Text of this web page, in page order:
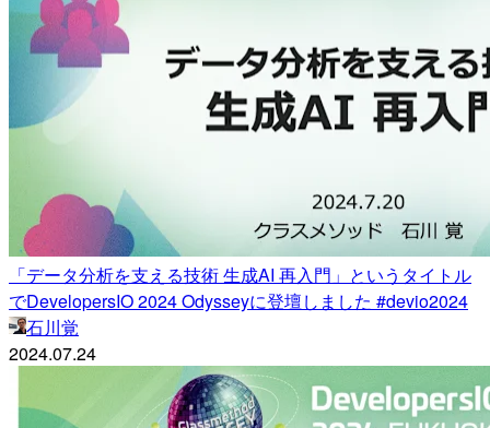
「データ分析を支える技術 生成AI 再入門」というタイトル
でDevelopersIO 2024 Odysseyに登壇しました #devio2024
石川覚
2024.07.24